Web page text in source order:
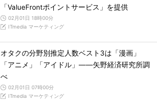
「ValueFrontポイントサービス」を提供
02月01日 18時00分
ITmedia マーケティング
オタクの分野別推定人数ベスト3は「漫画」
「アニメ」「アイドル」――矢野経済研究所調
べ
02月01日 07時00分
ITmedia マーケティング